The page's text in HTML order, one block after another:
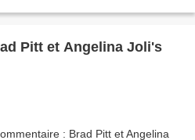
Pitt et Angelina Joli's